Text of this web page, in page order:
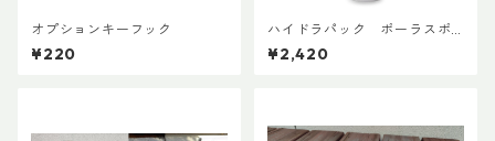
オプションキーフック
¥220
ハイドラパック ポーラスポ
ーツ 600ml
¥2,420